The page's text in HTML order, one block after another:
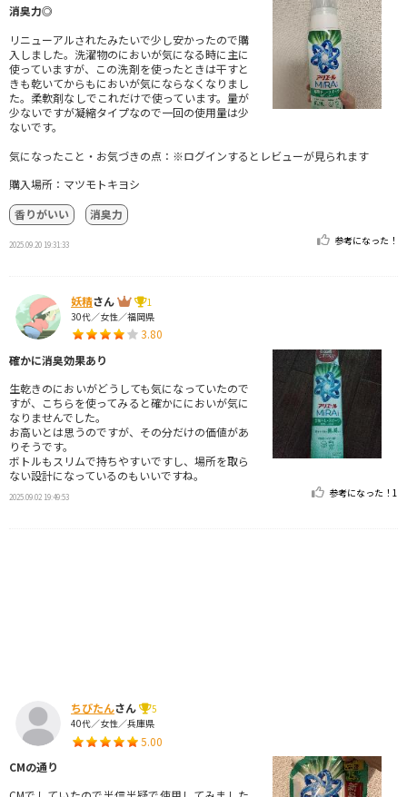
消臭力◎
リニューアルされたみたいで少し安かったので購
入しました。洗濯物のにおいが気になる時に主に
使っていますが、この洗剤を使ったときは干すと
きも乾いてからもにおいが気にならなくなりまし
た。柔軟剤なしでこれだけで使っています。量が
少ないですが凝縮タイプなので一回の使用量は少
ないです。
気になったこと・お気づきの点：※ログインするとレビューが見られます
購入場所：マツモトキヨシ
香りがいい
消臭力
2025.09.20 19:31:33 参考になった！
妖精さん
1
30代／女性／福岡県
3.80
確かに消臭効果あり
生乾きのにおいがどうしても気になっていたので
すが、こちらを使ってみると確かににおいが気に
なりませんでした。
お高いとは思うのですが、その分だけの価値があ
りそうです。
ボトルもスリムで持ちやすいですし、場所を取ら
ない設計になっているのもいいですね。
2025.09.02 19:49:53 参考になった！ 1
ちびたんさん
5
40代／女性／兵庫県
5.00
CMの通り